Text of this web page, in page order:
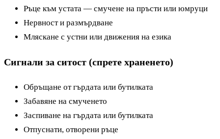
Ръце към устата — смучене на пръсти или юмруци
Нервност и размърдване
Мляскане с устни или движения на езика
Сигнали за ситост (спрете храненето)
Обръщане от гърдата или бутилката
Забавяне на смученето
Заспиване на гърдата или бутилката
Отпуснати, отворени ръце